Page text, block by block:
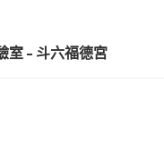
室 – ⽃六福德宮